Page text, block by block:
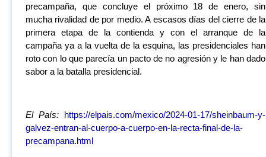
precampaña, que concluye el próximo 18 de enero, sin
mucha rivalidad de por medio. A escasos días del cierre de la
primera etapa de la contienda y con el arranque de la
campaña ya a la vuelta de la esquina, las presidenciales han
roto con lo que parecía un pacto de no agresión y le han dado
sabor a la batalla presidencial.
El País: https://elpais.com/mexico/2024-01-17/sheinbaum-y-
galvez-entran-al-cuerpo-a-cuerpo-en-la-recta-final-de-la-
precampana.html